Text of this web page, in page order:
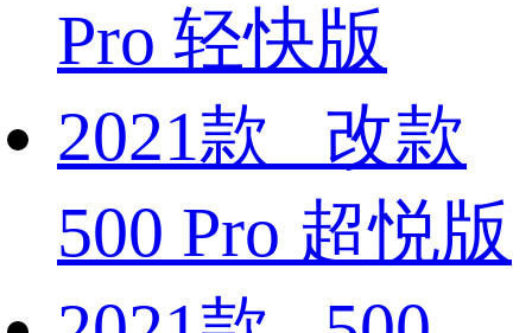
Pro 轻快版
2021款 改款
500 Pro 超悦版